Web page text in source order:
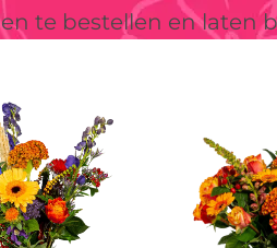
te bestellen en laten